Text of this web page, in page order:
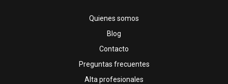
Quienes somos
Blog
Contacto
Preguntas frecuentes
Alta profesionales